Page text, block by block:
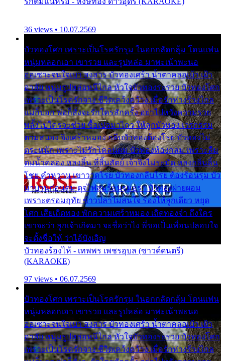
36 views • 10.07.2569
บัวทองโศก เพราะเป็นโรครักรุม ในอกกลัดกลุ้ม โดนแฟน
หนุ่มหลอกเอา เขารวย และรูปหล่อ มาพะเน้าพะนอ
ออเซาะจนใจเบา สงสาร บัวทองเศร้า น้ำตาคลอเบ้า เฝ้า
อาลัย หนุ่มรูปหล่อหนีไกล หัวใจบัวทองระรวย บัวทองโศก
เพราะเป็นโรครักจาง ชีวิตเคว้งคว้าง เมื่อรักห่างร้างไกล
แม่ก็บอก พ่อก็สั่งจะรักใครสักครั้ง อย่าไปหวังความรวย
พลั้งไปใครจะช่วย ซื้อเปลมาไกว ให้ลูกบัวทอง เวรกรรม
ตามสนอง จึงเศร้าหมอง กลีบบัวทองต้องโรย บัวทองไม่
ตระหนัก เพราะไม่รักโคลนตม บัวทองท้องกลม เพราะลืม
ตมน้ำคลอง หลงลิ้น ที่สิ้นสัตย์ เจ้าจึงไม่ระมัด หลงกลิ่นลิ้น
โชย คำหวาน เขาวาดโรย บัวทองกลีบโรย ต้องร้อนรุม บัว
มาบานก่อนตูม ดุจไฟสุมร้อนรุมอุรา บัวทองผ่ายผอม
เพราะตรอมฤทัย ข้าวปลาไม่สนใจ ร้องไห้ลูกเดียว หยุด
โศก เสียเถิดทอง พักความเศร้าหมอง เถิดทองจ๋า ถึงใคร
เขาจะว่า ลูกเจ้าเกิดมา จะชื่อว่าไง พี่ขอเป็นเพื่อนปลอบใจ
จะตั้งชื่อให้ ว่าไอ้บังเอิญ
บัวทองร้องไห้ - เทพพร เพชรอุบล (ซาวด์ดนตรี)
(KARAOKE)
97 views • 06.07.2569
บัวทองโศก เพราะเป็นโรครักรุม ในอกกลัดกลุ้ม โดนแฟน
หนุ่มหลอกเอา เขารวย และรูปหล่อ มาพะเน้าพะนอ
ออเซาะจนใจเบา สงสาร บัวทองเศร้า น้ำตาคลอเบ้า เฝ้า
อาลัย หนุ่มรูปหล่อหนีไกล หัวใจบัวทองระรวย บัวทองโศก
เพราะเป็นโรครักจาง ชีวิตเคว้งคว้าง เมื่อรักห่างร้างไกล